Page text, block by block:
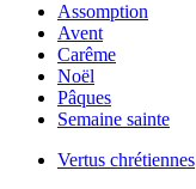
Assomption
Avent
Carême
Noël
Pâques
Semaine sainte
Vertus chrétiennes